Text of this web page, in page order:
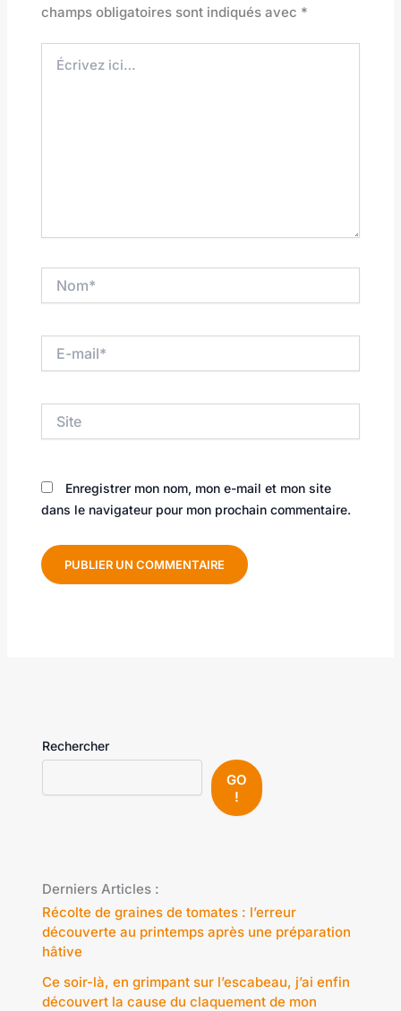
champs obligatoires sont indiqués avec *
ici…
mail*
Enregistrer mon nom, mon e-mail et mon site
dans le navigateur pour mon prochain commentaire.
Rechercher
GO
!
Derniers Articles :
Récolte de graines de tomates : l’erreur
découverte au printemps après une préparation
hâtive
Ce soir-là, en grimpant sur l’escabeau, j’ai enfin
découvert la cause du claquement de mon